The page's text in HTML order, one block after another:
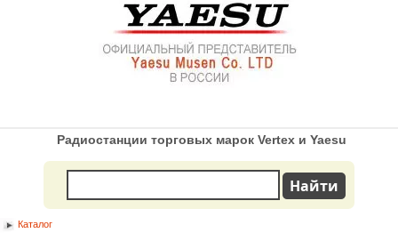
Радиостанции торговых марок Vertex и Yaesu
Каталог